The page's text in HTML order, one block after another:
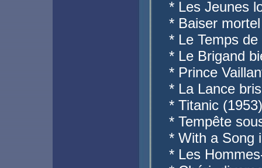
* Les Jeunes
* Baiser
* Le Temps
* Le Brigand
* Prince
* La Lance
* Titanic
* Tempête
* With a Song
* Les